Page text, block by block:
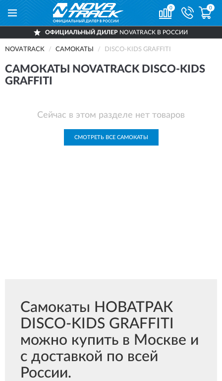
0 0
ОФИЦИАЛЬНЫЙ ДИЛЕРNOVATRACK В РОССИИ
NOVATRACK САМОКАТЫ DISCO-KIDS GRAFFITI
САМОКАТЫ NOVATRACK DISCO-KIDS
GRAFFITI
Сейчас в этом разделе нет товаров
СМОТРЕТЬ ВСЕ САМОКАТЫ
Самокаты НОВАТРАК
DISCO-KIDS GRAFFITI
можно купить в Москве и
с доставкой по всей
России.